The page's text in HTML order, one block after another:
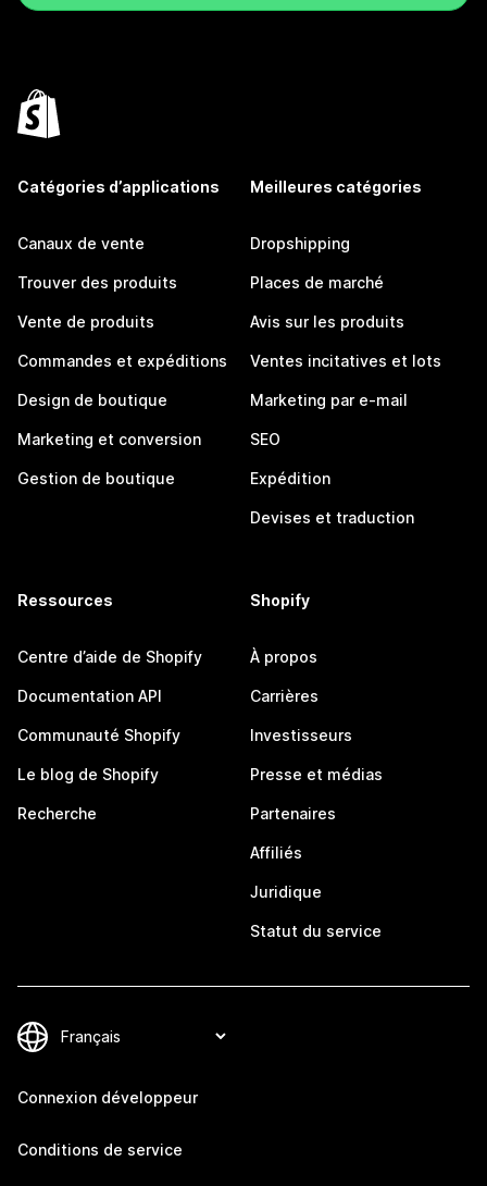
Catégories d’applications
Canaux de vente
Trouver des produits
Vente de produits
Commandes et expéditions
Design de boutique
Marketing et conversion
Gestion de boutique
Meilleures catégories
Dropshipping
Places de marché
Avis sur les produits
Ventes incitatives et lots
Marketing par e-mail
SEO
Expédition
Devises et traduction
Ressources
Centre d’aide de Shopify
Documentation API
Communauté Shopify
Le blog de Shopify
Recherche
Shopify
À propos
Carrières
Investisseurs
Presse et médias
Partenaires
Affiliés
Juridique
Statut du service
Connexion développeur
Conditions de service